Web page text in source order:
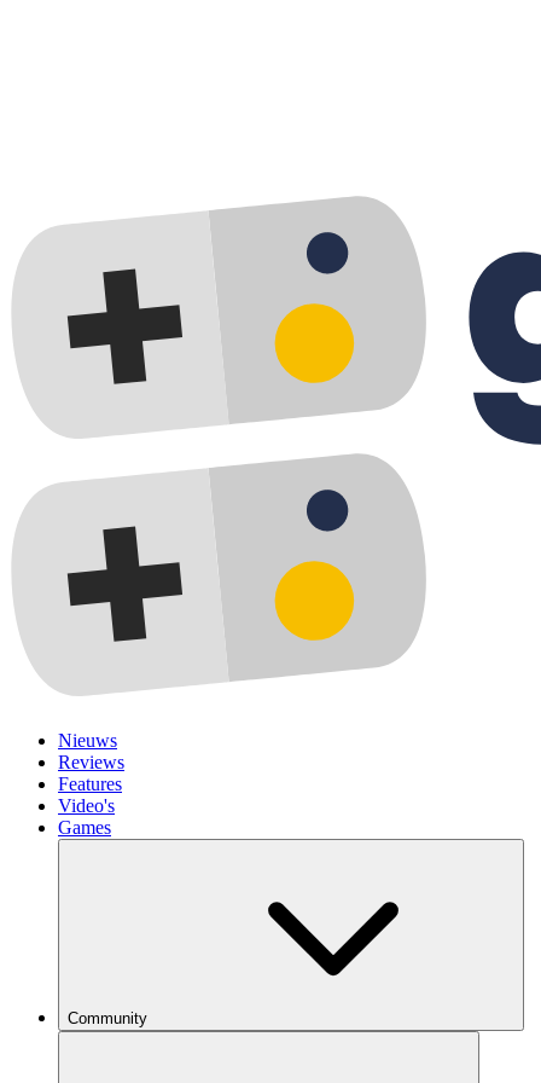
Nieuws
Reviews
Features
Video's
Games
Community